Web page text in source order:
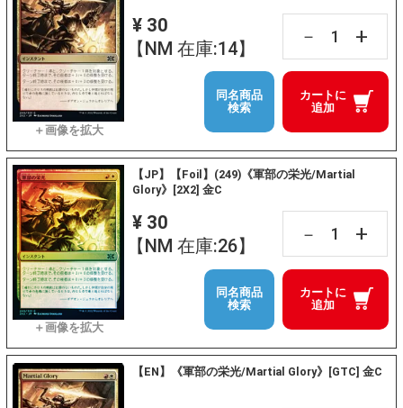
¥ 30
【NM 在庫:14】
－ +
カートに
追加
同名商品
検索
【JP】【Foil】(249)《軍部の栄光/Martial
Glory》[2X2] 金C
¥ 30
【NM 在庫:26】
－ +
カートに
追加
同名商品
検索
【EN】《軍部の栄光/Martial Glory》[GTC] 金C